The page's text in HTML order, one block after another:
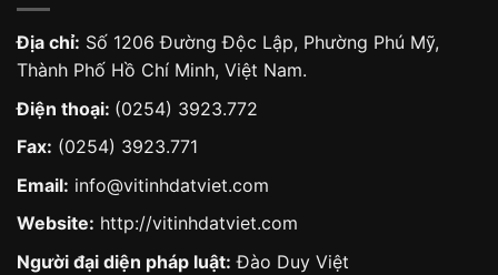
Địa chỉ: Số 1206 Đường Độc Lập, Phường Phú Mỹ,
Thành Phố Hồ Chí Minh, Việt Nam.
Điện thoại: (0254) 3923.772
Fax: (0254) 3923.771
Email: info@vitinhdatviet.com
Website: http://vitinhdatviet.com
Người đại diện pháp luật: Đào Duy Việt